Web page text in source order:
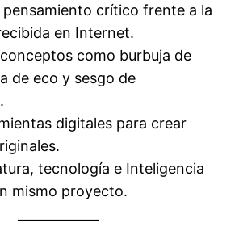
pensamiento crítico frente a la
en Internet.
como burbuja de
de eco y sesgo de
digitales para crear
tecnología e Inteligencia
mismo proyecto.